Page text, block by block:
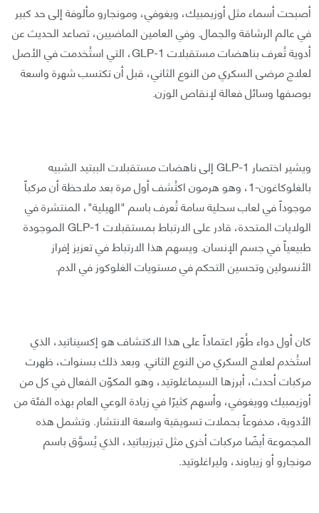
أصبحت أسماء مثل أوزيمبيك، ويغوفي، ومونجارو مألوفة إلى حد كبير
في عالم الرشاقة والجمال. وفي العامين الماضيين، تصاعد الحديث عن
أدوية تُعرف بناهضات مستقبلات GLP-1، التي استُخدمت في الأصل
لعلاج مرضى السكري من النوع الثاني، قبل أن تكتسب شهرة واسعة
بوصفها وسائل فعالة لإنقاص الوزن.
ويشير اختصار GLP-1 إلى ناهضات مستقبلات الببتيد الشبيه
بالغلوكاغون-1، وهو هرمون اكتُشف أول مرة بعد ملاحظة أن مركباً
موجوداً في لعاب سحلية سامة تُعرف باسم "الهيلية"، المنتشرة في
الولايات المتحدة، قادر على الارتباط بمستقبلات GLP-1 الموجودة
طبيعياً في جسم الإنسان. ويسهم هذا الارتباط في تعزيز إفراز
الأنسولين وتحسين التحكم في مستويات الغلوكوز في الدم.
كان أول دواء طُوّر اعتماداً على هذا الاكتشاف هو إكسيناتيد، الذي
استُخدم لعلاج السكري من النوع الثاني. وبعد ذلك بسنوات، ظهرت
مركبات أحدث، أبرزها السيماغلوتيد، وهو المكوّن الفعال في كل من
أوزيمبيك وويغوفي، وأسهم كثيرًا في زيادة الوعي العام بهذه الفئة من
الأدوية، مدفوعاً بحملات تسويقية واسعة الانتشار. وتشمل هذه
المجموعة أيضًا مركبات أخرى مثل تيرزيباتيد، الذي يُسوَّق باسم
مونجارو أو زيباوند، وليراغلوتيد.